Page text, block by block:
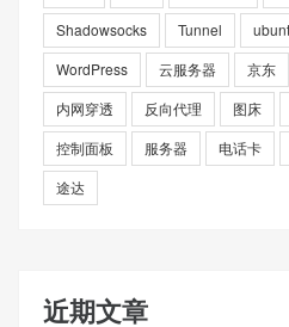
Shadowsocks Tunnel
WordPress
云服务器 京东
内网穿透
反向代理 图床
控制面板
服务器 电话卡
途达
近期文章